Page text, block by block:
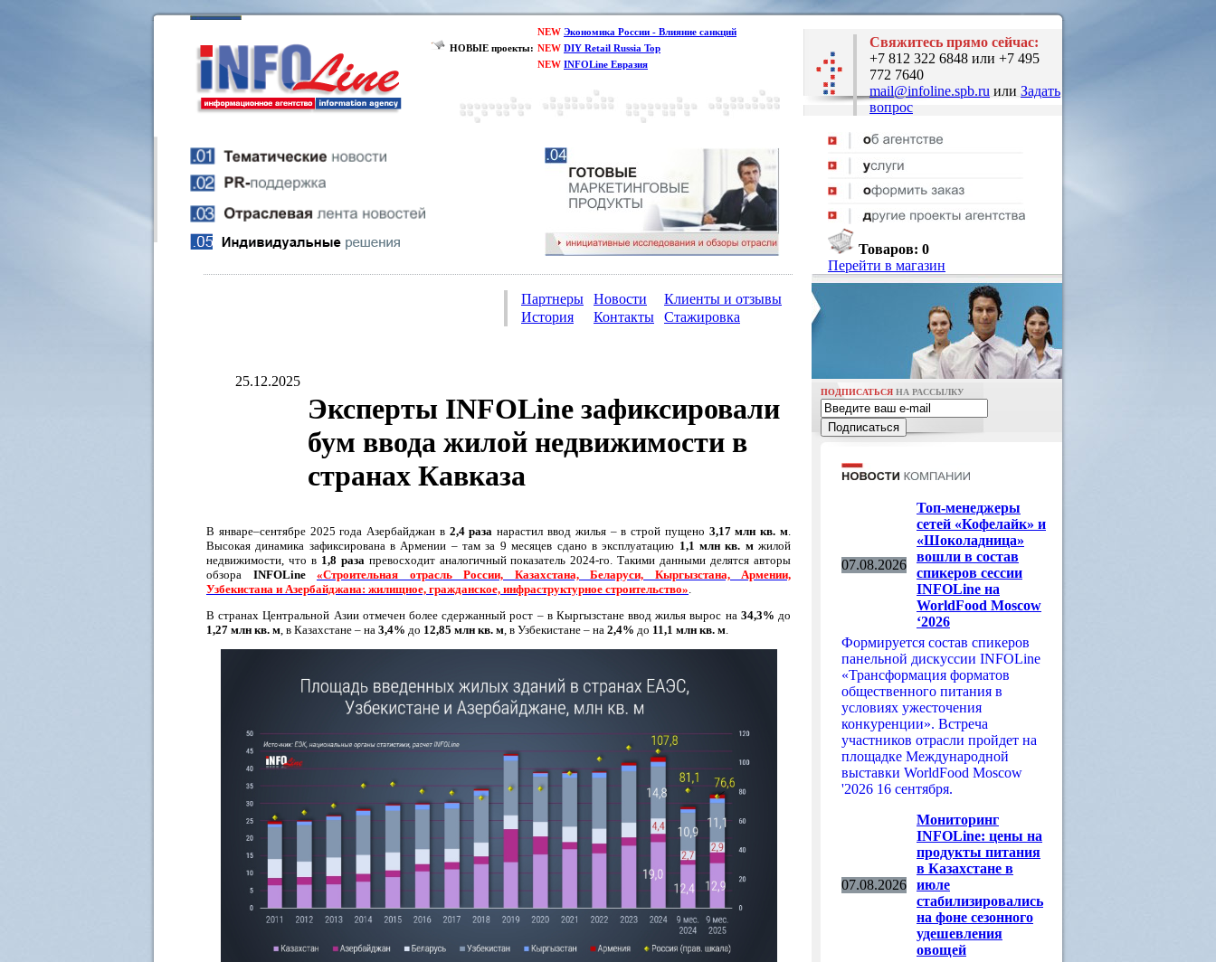
НОВЫЕ проекты:
NEW Экономика России - Влияние санкций
NEW DIY Retail Russia Top
NEW INFOLine Евразия
Свяжитесь прямо сейчас:
+7 812 322 6848 или +7 495
772 7640
mail@infoline.spb.ru или Задать
вопрос
Товаров: 0
Перейти в магазин
Партнеры Новости
Клиенты и отзывы
История
Контакты Стажировка
25.12.2025
Эксперты INFOLine зафиксировали
бум ввода жилой недвижимости в
странах Кавказа
В январе–сентябре 2025 года Азербайджан в 2,4 разанарастил ввод жилья – в строй пущено 3,17 млн кв. м.
Высокая динамика зафиксирована в Армении – там за 9 месяцев сдано в эксплуатацию 1,1 млн кв. мжилой
недвижимости, что в 1,8 разапревосходит аналогичный показатель 2024-го. Такими данными делятся авторы
обзора INFOLine
«Строительная отрасль России, Казахстана, Беларуси, Кыргызстана, Армении,
Узбекистана и Азербайджана: жилищное, гражданское, инфраструктурное строительство».
В странах Центральной Азии отмечен более сдержанный рост – в Кыргызстане ввод жилья вырос на 34,3% до
1,27 млн кв. м, в Казахстане – на 3,4% до 12,85 млн кв. м, в Узбекистане – на 2,4% до 11,1 млн кв. м.
ПОДПИСАТЬСЯ НА РАССЫЛКУ
07.08.2026
Топ-менеджеры
сетей «Кофелайк» и
«Шоколадница»
вошли в состав
спикеров сессии
INFOLine на
WorldFood Moscow
‘2026
Формируется состав спикеров
панельной дискуссии INFOLine
«Трансформация форматов
общественного питания в
условиях ужесточения
конкуренции». Встреча
участников отрасли пройдет на
площадке Международной
выставки WorldFood Moscow
'2026 16 сентября.
07.08.2026
Мониторинг
INFOLine: цены на
продукты питания
в Казахстане в
июле
стабилизировались
на фоне сезонного
удешевления
овощей